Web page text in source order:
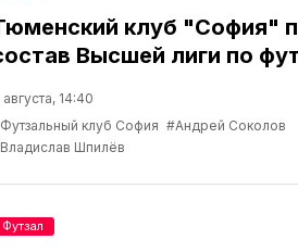
клуб "София"
Высшей лиги по
августа, 14:40
клуб София #Андрей Соколов
Шпилёв
Футзал